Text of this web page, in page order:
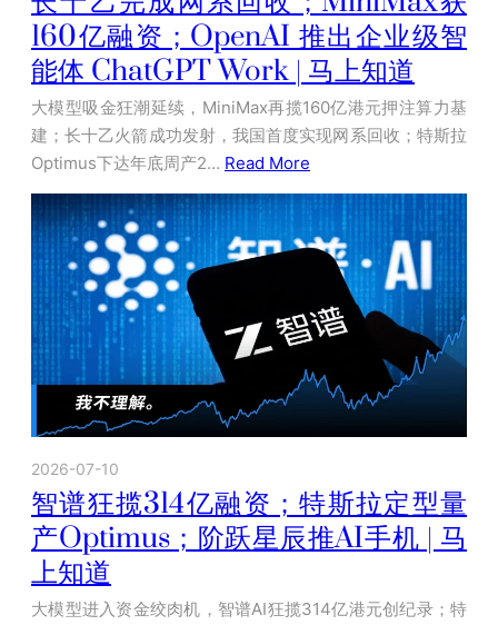
160亿融资；OpenAI 推出企业级智
能体 ChatGPT Work | 马上知道
大模型吸金狂潮延续，MiniMax再揽160亿港元押注算力基
建；长十乙火箭成功发射，我国首度实现网系回收；特斯拉
Optimus下达年底周产2… Read More
2026-07-10
智谱狂揽314亿融资；特斯拉定型量
产Optimus；阶跃星辰推AI手机 | 马
上知道
大模型进入资金绞肉机，智谱AI狂揽314亿港元创纪录；特